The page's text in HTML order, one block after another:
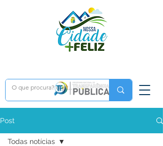
Post
Todas notícias